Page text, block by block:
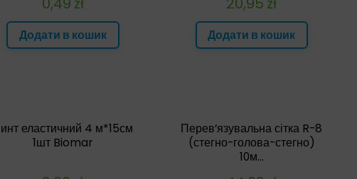
Додати в кошик Додати в кошик
еластичний 4 м*15см
1шт Biomar
Перев’язувальна сітка R-8
(стегно-голова-стегно)
10м...